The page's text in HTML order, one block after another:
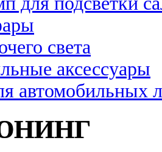
света
аксессуары
автомобильных